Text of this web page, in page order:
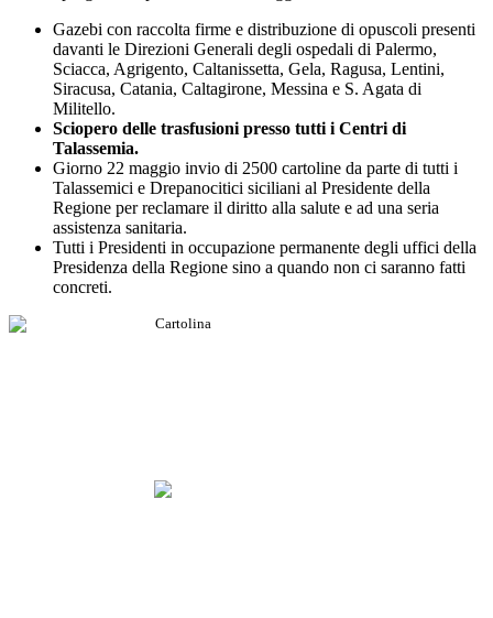
Gazebi con raccolta firme e distribuzione di opuscoli presenti
davanti le Direzioni Generali degli ospedali di Palermo,
Sciacca, Agrigento, Caltanissetta, Gela, Ragusa, Lentini,
Siracusa, Catania, Caltagirone, Messina e S. Agata di
Militello.
Sciopero delle trasfusioni presso tutti i Centri di
Talassemia.
Giorno 22 maggio invio di 2500 cartoline da parte di tutti i
Talassemici e Drepanocitici siciliani al Presidente della
Regione per reclamare il diritto alla salute e ad una seria
assistenza sanitaria.
Tutti i Presidenti in occupazione permanente degli uffici della
Presidenza della Regione sino a quando non ci saranno fatti
concreti.